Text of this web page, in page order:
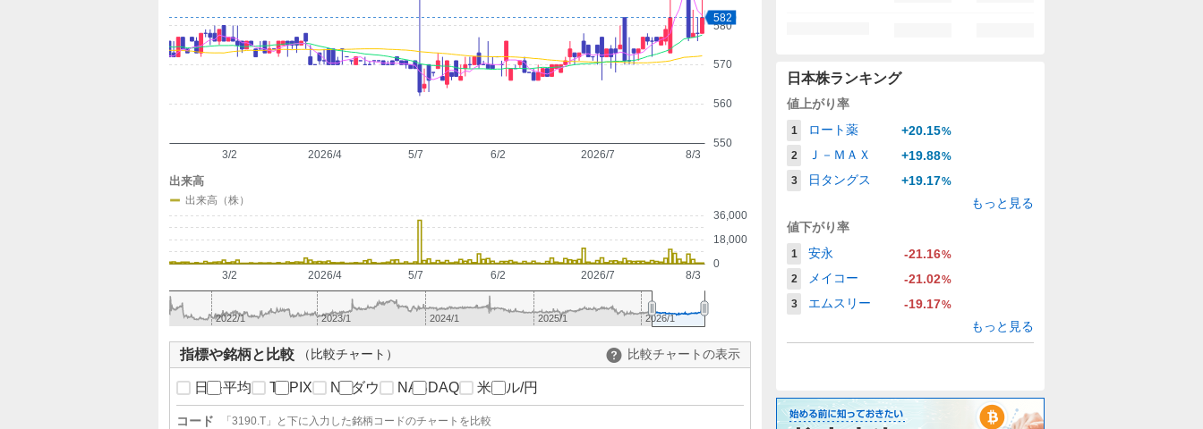
550
560
570
580
2026/4 2026/7
3/2 5/7 6/2 8/3
582
0
18,000
36,000
2026/4 2026/7
3/2 5/7 6/2 8/3
出来高
出来高（株）
2023/1 2025/1
2022/1 2024/1 2026/1
指標や銘柄と比較 （比較チャート） 比較チャートの表示
日経平均 TOPIX NYダウ NASDAQ 米ドル/円
コード 「 3190.T 」と下に入力した銘柄コードのチャートを比較
日本株ランキング
値上がり率
1 ロート薬 +20.15%
2
Ｊ－ＭＡＸ +19.88%
3
日タングス +19.17%
もっと見る
値下がり率
1 安永 -21.16%
2
メイコー -21.02%
3
エムスリー -19.17%
もっと見る